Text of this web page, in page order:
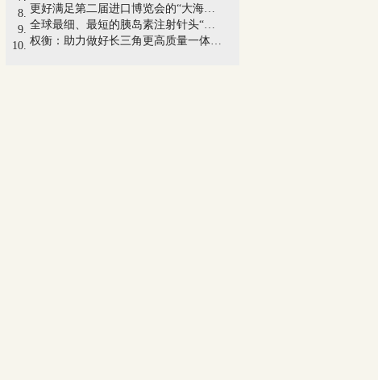
更好满足第二届进口博览会的“大海般”市...
全球最细、最短的胰岛素注射针头“纳诺斯...
权衡：助力做好长三角更高质量一体化发展...